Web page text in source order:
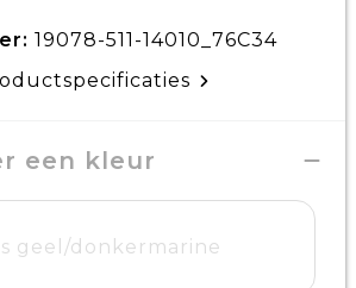
19078-511-14010_76C34
een kleur
geel/donkermarine